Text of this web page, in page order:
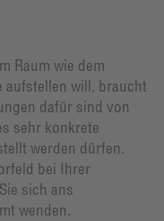
Raum wie dem
aufstellen will, braucht
dafür sind von
sehr konkrete
werden dürfen.
bei Ihrer
sich ans
wenden.